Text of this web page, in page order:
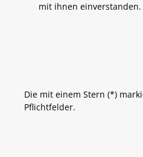
mit ihnen einverstanden.
Die mit einem Stern (*)
Pflichtfelder.